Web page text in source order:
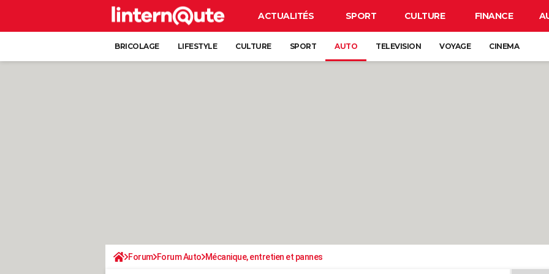
ACTUALITÉS SPORT CULTURE FINANCE
BRICOLAGE LIFESTYLE CULTURE SPORT AUTO TELEVISION VOYAGE CINEMA
Forum Forum Auto Mécanique, entretien et pannes